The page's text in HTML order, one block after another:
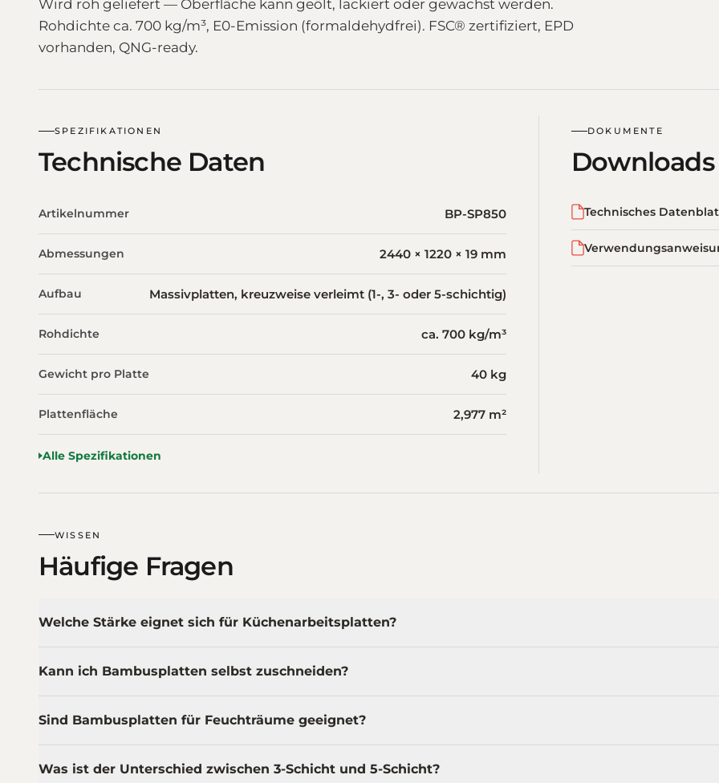
Wird roh geliefert — Oberfläche kann geölt, lackiert oder gewachst werden.
Rohdichte ca. 700 kg/m³, E0-Emission (formaldehydfrei). FSC® zertifiziert, EPD
vorhanden, QNG-ready.
SPEZIFIKATIONEN
Technische Daten
Artikelnummer BP-SP850
Abmessungen 2440 × 1220 × 19 mm
Aufbau Massivplatten, kreuzweise verleimt (1-, 3- oder 5-schichtig)
Rohdichte ca. 700 kg/m³
Gewicht pro Platte 40 kg
Plattenfläche 2,977 m²
Alle Spezifikationen
DOKUMENTE
Downloads
Technisches
WISSEN
Häufige Fragen
Welche Stärke eignet sich für Küchenarbeitsplatten?
Kann ich Bambusplatten selbst zuschneiden?
Sind Bambusplatten für Feuchträume geeignet?
Was ist der Unterschied zwischen 3-Schicht und 5-Schicht?